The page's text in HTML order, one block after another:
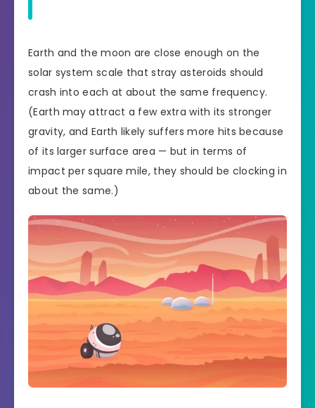
Earth and the moon are close enough on the
solar system scale that stray asteroids should
crash into each at about the same frequency.
(Earth may attract a few extra with its stronger
gravity, and Earth likely suffers more hits because
of its larger surface area — but in terms of
impact per square mile, they should be clocking in
about the same.)